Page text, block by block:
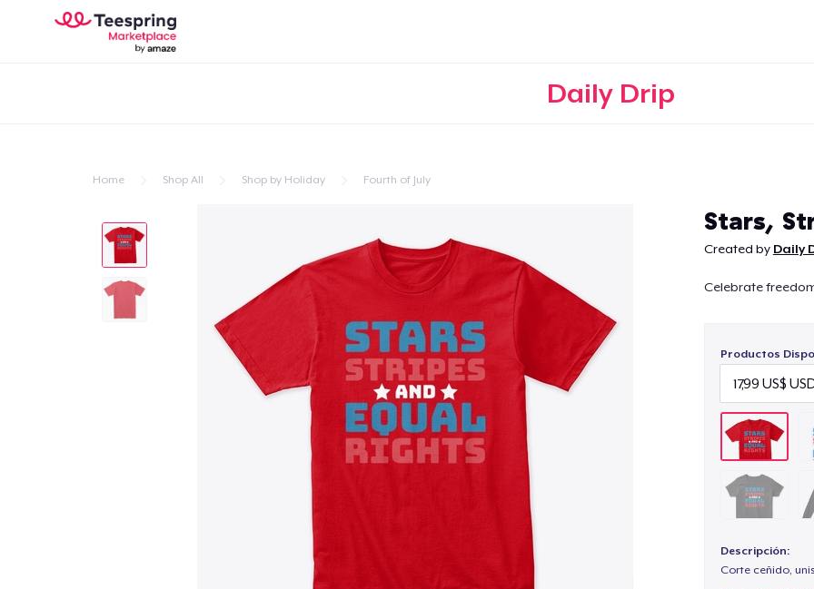
Daily Drip
Home Shop All Shop by Holiday Fourth of July
Stars,
Created by Daily
Celebrate
Productos
Descripción:
Corte ceñido,